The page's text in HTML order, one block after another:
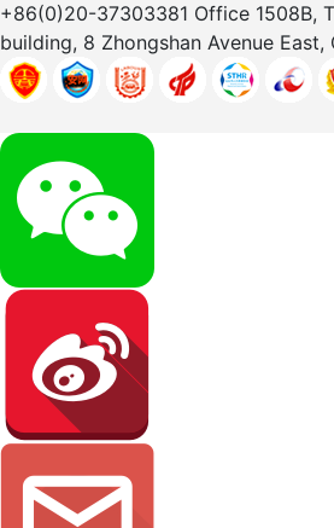
+86(0)20-37303381 Office 1508B,
building, 8 Zhongshan Avenue East,